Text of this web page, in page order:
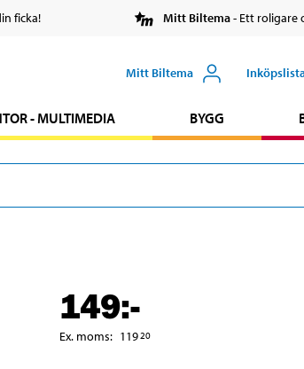
ficka! Mitt Biltema- Ett roligare
Mitt Biltema
- MULTIMEDIA BYGG
149:-
Ex. moms: 119 20